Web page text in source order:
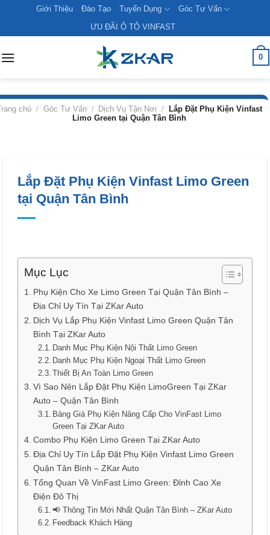
content
Giới Thiệu Đào Tạo Tuyển Dụng
Góc Tư Vấn
ƯU ĐÃI Ô TÔ VINFAST
0
chủ / Góc Tư Vấn / Dịch Vụ Tận Nơi /
Lắp Đặt Phụ Kiện Vinfast
Limo Green tại Quận Tân Bình
Lắp Đặt Phụ Kiện Vinfast Limo Green
tại Quận Tân Bình
Mục Lục
Phụ Kiện Cho Xe Limo Green Tại Quận Tân Bình –
Địa Chỉ Uy Tín Tại ZKar Auto
Dịch Vụ Lắp Phụ Kiện Vinfast Limo Green Quận Tân
Bình Tại ZKar Auto
Danh Mục Phụ Kiện Nội Thất Limo Green
Danh Mục Phụ Kiện Ngoại Thất Limo Green
Thiết Bị An Toàn Limo Green
Vì Sao Nên Lắp Đặt Phụ Kiện LimoGreen Tại ZKar
Auto – Quận Tân Bình
Bảng Giá Phụ Kiện Nâng Cấp Cho VinFast Limo
Green Tại ZKar Auto
Combo Phụ Kiện Limo Green Tại ZKar Auto
Địa Chỉ Uy Tín Lắp Đặt Phụ Kiện Vinfast Limo Green
Quận Tân Bình – ZKar Auto
Tổng Quan Về VinFast Limo Green: Đỉnh Cao Xe
Điện Đô Thị
📢 Thông Tin Mới Nhất Quận Tân Bình – ZKar Auto
Feedback Khách Hàng